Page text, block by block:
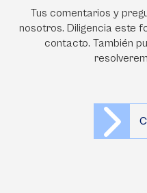
Tus comentarios y
nosotros. Diligencia este
contacto. También